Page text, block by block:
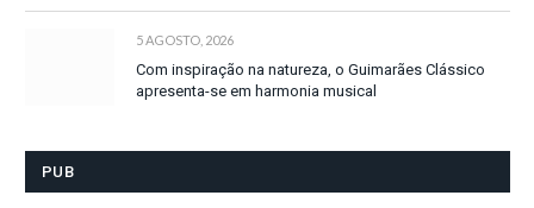
5 AGOSTO, 2026
Com inspiração na natureza, o Guimarães Clássico
apresenta-se em harmonia musical
PUB